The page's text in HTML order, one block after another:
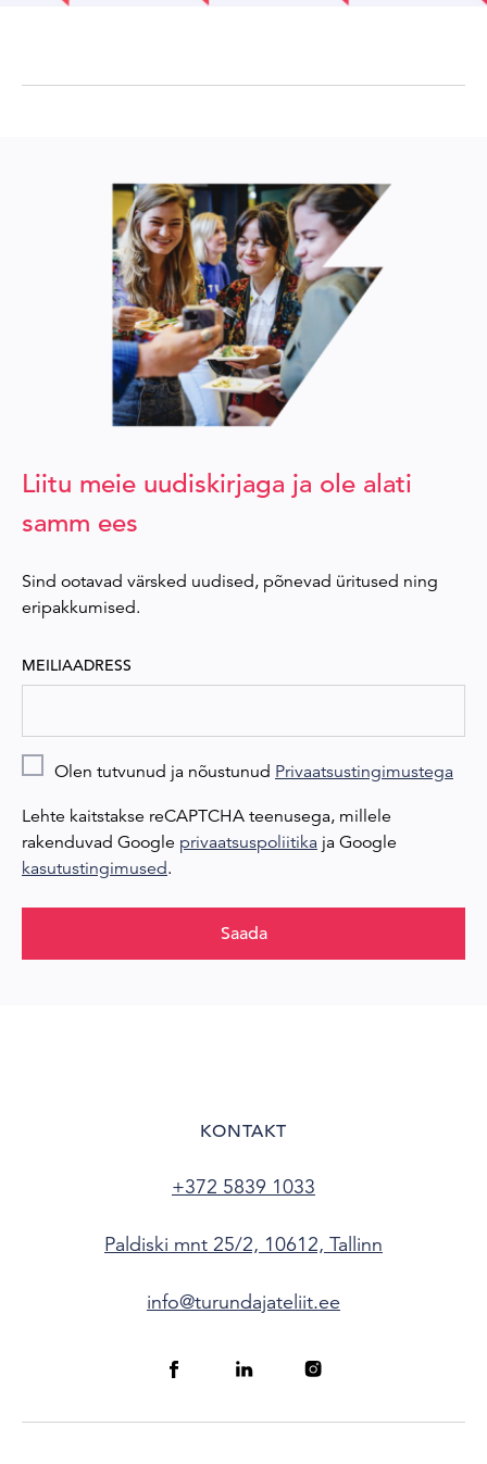
Liitu meie uudiskirjaga ja ole alati
samm ees
Sind ootavad värsked uudised, põnevad üritused ning
eripakkumised.
MEILIAADRESS
Olen tutvunud ja nõustunud Privaatsustingimustega
Lehte kaitstakse reCAPTCHA teenusega, millele
rakenduvad Google privaatsuspoliitika ja Google
kasutustingimused.
Saada
KONTAKT
+372 5839 1033
Paldiski mnt 25/2, 10612, Tallinn
info@turundajateliit.ee